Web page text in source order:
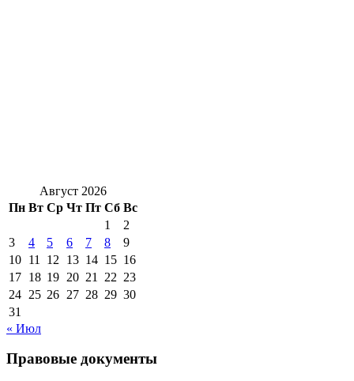
Август 2026
Пн Вт Ср Чт Пт Сб Вс
1
2
3
4 5 6 7 8
9
10 11 12 13 14 15 16
17 18 19 20 21 22 23
24 25 26 27 28 29 30
31
« Июл
Правовые документы